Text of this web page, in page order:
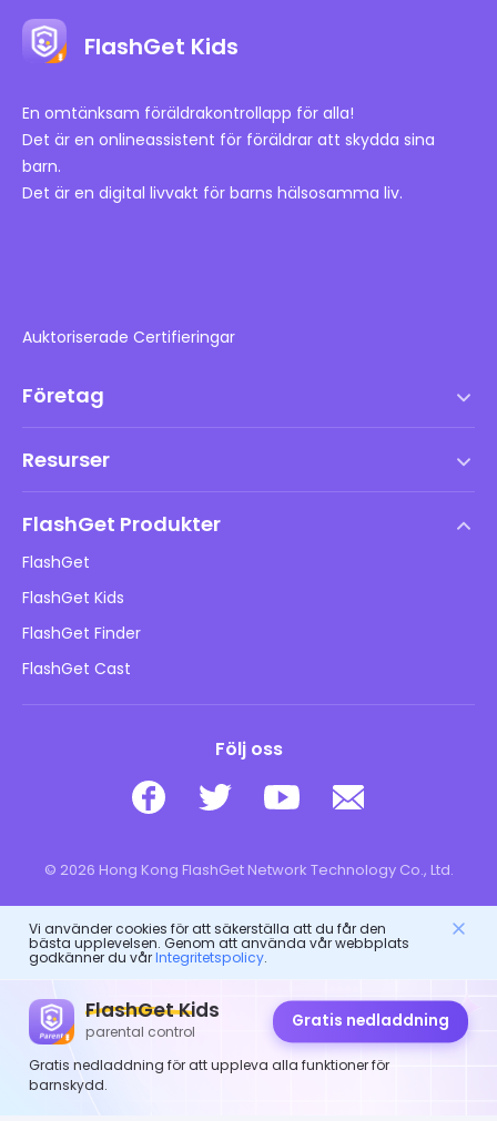
FlashGet Kids
parental control
Gratis nedladdning
Gratis nedladdning för att uppleva alla funktioner för
barnskydd.
FlashGet Kids
En omtänksam föräldrakontrollapp för alla!
Det är en onlineassistent för föräldrar att skydda sina
barn.
Det är en digital livvakt för barns hälsosamma liv.
Auktoriserade Certifieringar
Företag
DMCA-policy
Integritetspolicy
Reklampolicyer
Sälj inte min information
Resurser
Barns onlinesäkerhet
Ladda ner
FlashGet Produkter
FlashGet
FlashGet Kids
FlashGet Finder
FlashGet Cast
Följ oss
© 2026 Hong Kong FlashGet Network Technology Co., Ltd.
Vi använder cookies för att säkerställa att du får den
bästa upplevelsen. Genom att använda vår webbplats
godkänner du vårIntegritetspolicy.